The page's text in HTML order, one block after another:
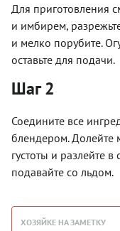
Для приготовления
и имбирем,
и мелко порубите.
оставьте для подачи.
Шаг 2
Соедините все
блендером. Долейте
густоты и разлейте в
подавайте со льдом.
ХОЗЯЙКЕ НА ЗАМЕТКУ